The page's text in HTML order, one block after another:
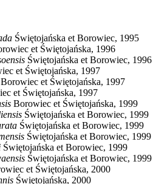
Świętojańska et Borowiec, 1995
et Świętojańska, 1996
Świętojańska et Borowiec, 1996
et Świętojańska, 1997
Borowiec et Świętojańska, 1997
et Świętojańska, 1997
Borowiec et Świętojańska, 1999
Świętojańska et Borowiec, 1999
Świętojańska et Borowiec, 1999
Świętojańska et Borowiec, 1999
Świętojańska et Borowiec, 1999
Świętojańska et Borowiec, 1999
et Świętojańska, 2000
Świętojańska, 2000